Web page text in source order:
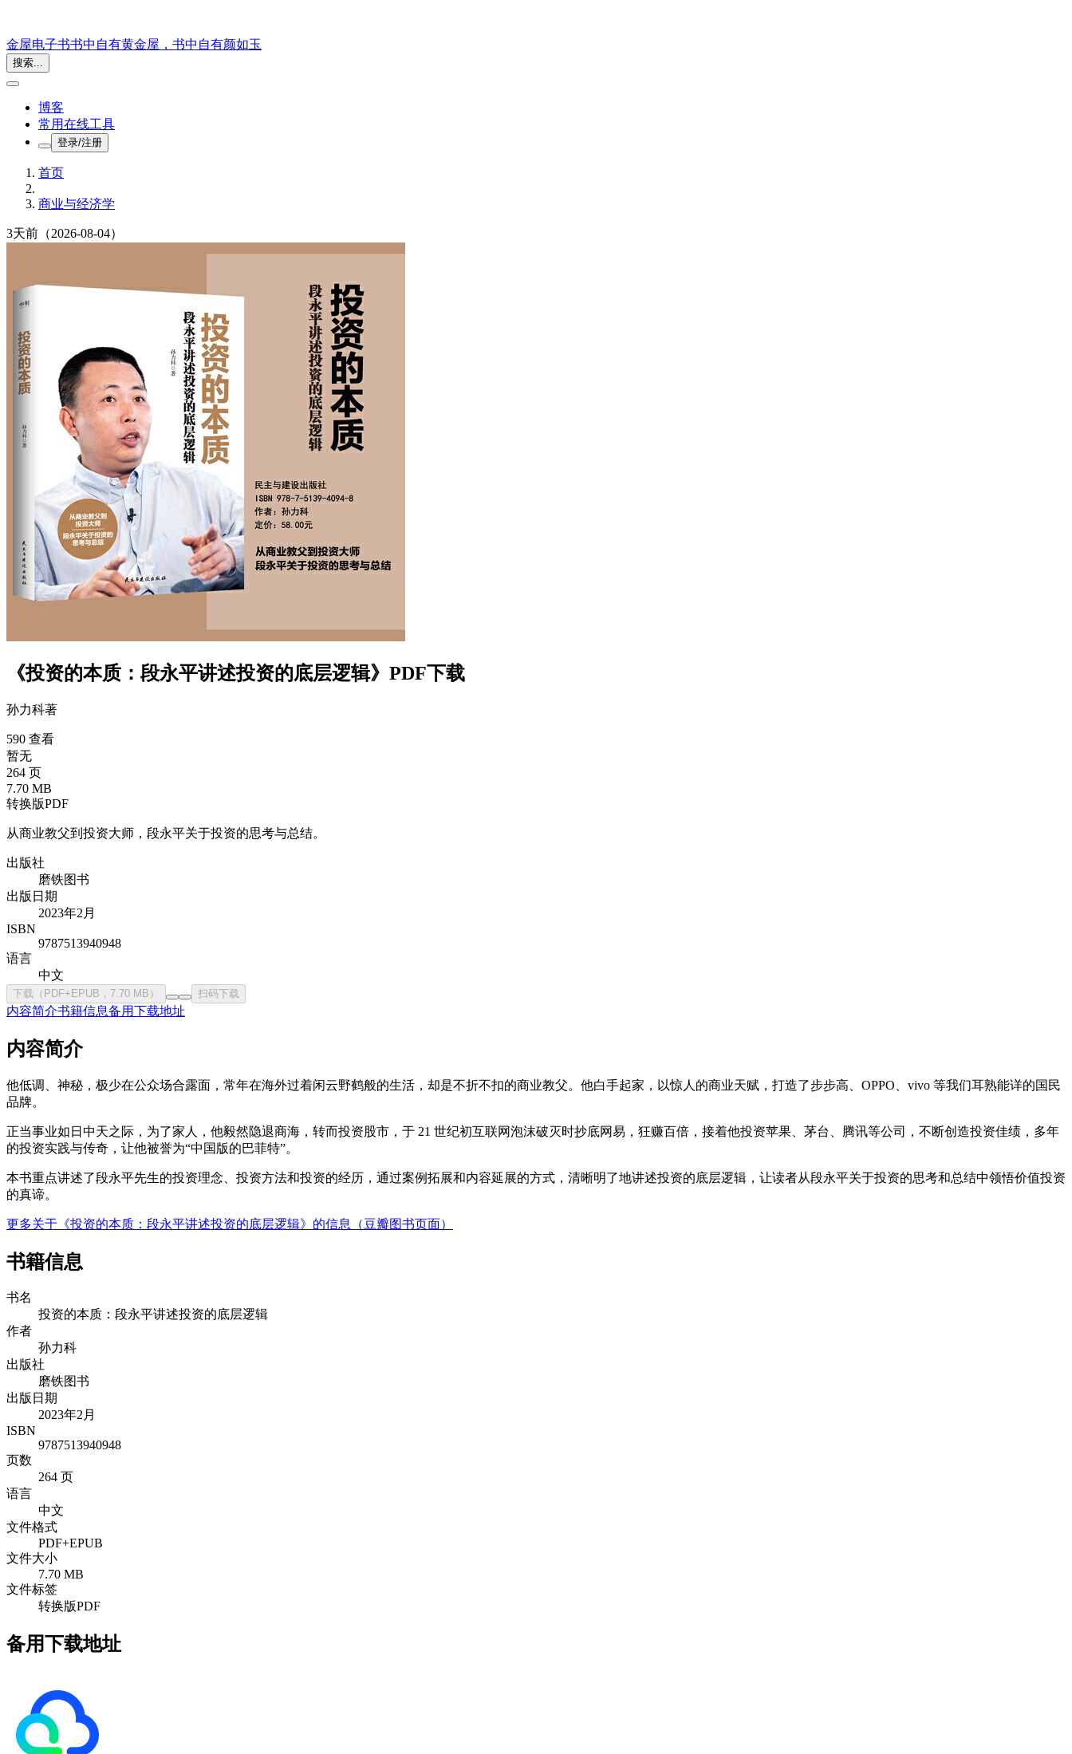
金屋电子书书中自有黄金屋，书中自有颜如玉
搜索...
博客
常用在线工具
登录/注册
首页
商业与经济学
3天前 （2026-08-04）
《投资的本质：段永平讲述投资的底层逻辑》PDF下载
孙力科著
590 查看
暂无
264 页
7.70 MB
转换版PDF
从商业教父到投资大师，段永平关于投资的思考与总结。
出版社
磨铁图书
出版日期
2023年2月
ISBN
9787513940948
语言
中文
下载（PDF+EPUB，7.70 MB） 扫码下载
内容简介书籍信息备用下载地址
内容简介
他低调、神秘，极少在公众场合露面，常年在海外过着闲云野鹤般的生活，却是不折不扣的商业教父。他白手起家，以惊人的商业天赋，打造了步步高、OPPO、vivo 等我们耳熟能详的国民
品牌。
正当事业如日中天之际，为了家人，他毅然隐退商海，转而投资股市，于 21 世纪初互联网泡沫破灭时抄底网易，狂赚百倍，接着他投资苹果、茅台、腾讯等公司，不断创造投资佳绩，多年
的投资实践与传奇，让他被誉为“中国版的巴菲特”。
本书重点讲述了段永平先生的投资理念、投资方法和投资的经历，通过案例拓展和内容延展的方式，清晰明了地讲述投资的底层逻辑，让读者从段永平关于投资的思考和总结中领悟价值投资
的真谛。
更多关于《投资的本质：段永平讲述投资的底层逻辑》的信息（豆瓣图书页面）
书籍信息
书名
投资的本质：段永平讲述投资的底层逻辑
作者
孙力科
出版社
磨铁图书
出版日期
2023年2月
ISBN
9787513940948
页数
264 页
语言
中文
文件格式
PDF+EPUB
文件大小
7.70 MB
文件标签
转换版PDF
备用下载地址